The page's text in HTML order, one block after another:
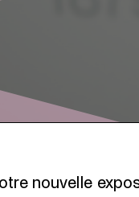
nouvelle